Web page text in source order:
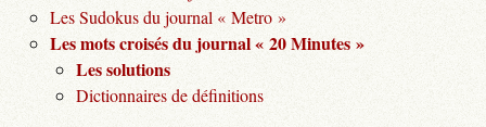
Les Sudokus du journal « Metro »
Les mots croisés du journal « 20 Minutes »
Les solutions
Dictionnaires de définitions